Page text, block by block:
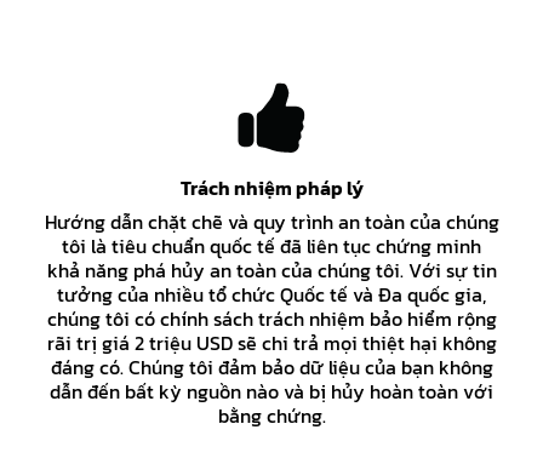
Trách nhiệm pháp lý
Hướng dẫn chặt chẽ và quy trình an toàn của chúng
tôi là tiêu chuẩn quốc tế đã liên tục chứng minh
khả năng phá hủy an toàn của chúng tôi. Với sự tin
tưởng của nhiều tổ chức Quốc tế và Đa quốc gia,
chúng tôi có chính sách trách nhiệm bảo hiểm rộng
rãi trị giá 2 triệu USD sẽ chi trả mọi thiệt hại không
đáng có. Chúng tôi đảm bảo dữ liệu của bạn không
dẫn đến bất kỳ nguồn nào và bị hủy hoàn toàn với
bằng chứng.